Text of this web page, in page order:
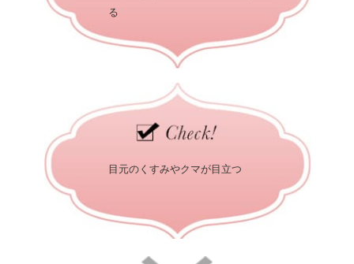
る
目元のくすみやクマが目立つ